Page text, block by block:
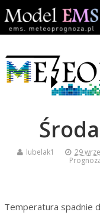
lubelak1 29
Temperatura spadnie